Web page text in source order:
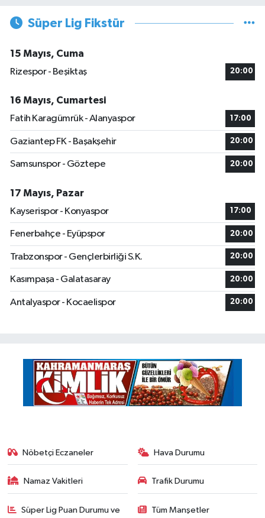
Süper Lig Fikstür
15 Mayıs, Cuma
Rizespor - Beşiktaş
20:00
16 Mayıs, Cumartesi
Fatih Karagümrük - Alanyaspor
17:00
Gaziantep FK - Başakşehir 20:00
Samsunspor - Göztepe 20:00
17 Mayıs, Pazar
Kayserispor - Konyaspor
17:00
Fenerbahçe - Eyüpspor 20:00
Trabzonspor - Gençlerbirliği S.K. 20:00
Kasımpaşa - Galatasaray 20:00
Antalyaspor - Kocaelispor 20:00
Nöbetçi Eczaneler Hava Durumu
Namaz Vakitleri Trafik Durumu
Süper Lig Puan Durumu ve Tüm Manşetler